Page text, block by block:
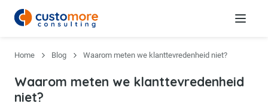
Menu
Home Blog Waarom meten we klanttevredenheid niet?
Waarom meten we klanttevredenheid
niet?